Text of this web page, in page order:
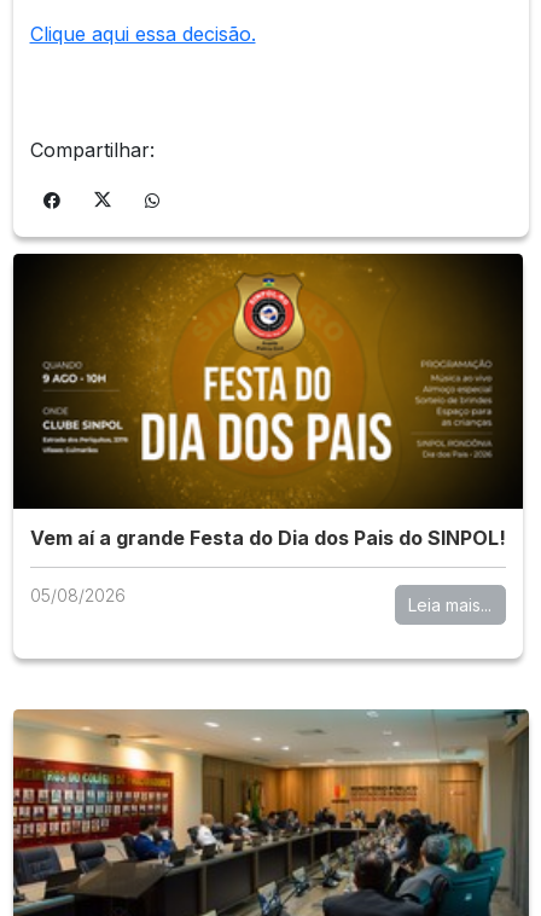
Clique aqui essa decisão.
Compartilhar:
Vem aí a grande Festa do Dia dos Pais do SINPOL!
05/08/2026 Leia mais...